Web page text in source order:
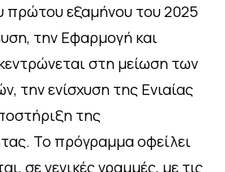
πρώτου εξαμήνου του 2025
την Εφαρμογή και
στη μείωση των
την ενίσχυση της Ενιαίας
της
Το πρόγραμμα οφείλει
σε γενικές γραμμές, με τις